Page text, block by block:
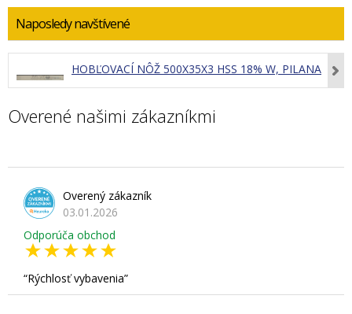
Naposledy navštívené
HOBĽOVACÍ NÔŽ 500X35X3 HSS 18% W, PILANA
Overené našimi zákazníkmi
Overený zákazník
03.01.2026
Odporúča obchod
Rýchlosť vybavenia